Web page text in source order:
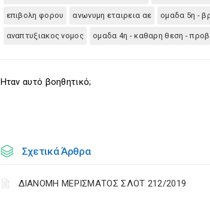
επιβολη φορου ανωνυμη εταιρεια αε ομαδα 5η -
αναπτυξιακος νομος ομαδα 4η - καθαρη θεση -
Ηταν αυτό βοηθητικό;
Σχετικά Άρθρα
ΔΙΑΝΟΜΗ ΜΕΡΙΣΜΑΤΟΣ ΣΛΟΤ 212/2019